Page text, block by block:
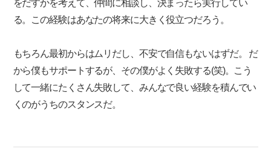
をだすかを考えて、仲間に相談し、決まったら実行してい
る。この経験はあなたの将来に大きく役立つだろう。
もちろん最初からはムリだし、不安で自信もないはずだ。 だ
から僕もサポートするが、その僕がよく失敗する(笑)。こう
して一緒にたくさん失敗して、みんなで良い経験を積んでい
くのがうちのスタンスだ。